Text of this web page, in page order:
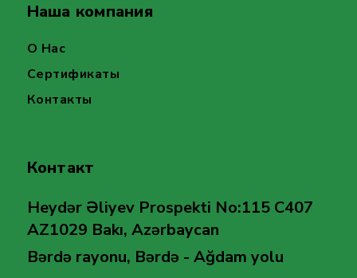
Наша компания
О Нас
Сертификаты
Контакты
Контакт
Heydər Əliyev Prospekti No:115 C407
AZ1029 Bakı, Azərbaycan
Bərdə rayonu, Bərdə - Ağdam yolu